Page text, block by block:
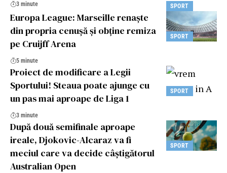
SPORT
3 minute
SPORT
Europa League: Marseille renaște
din propria cenușă și obține remiza
pe Cruijff Arena
5 minute
SPORT
Proiect de modificare a Legii
Sportului! Steaua poate ajunge cu
un pas mai aproape de Liga 1
3 minute
SPORT
După două semifinale aproape
ireale, Djokovic-Alcaraz va fi
meciul care va decide câștigătorul
Australian Open